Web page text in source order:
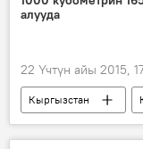
алууда
22 Үчтүн айы 2015,
Кыргызстан
Экономика